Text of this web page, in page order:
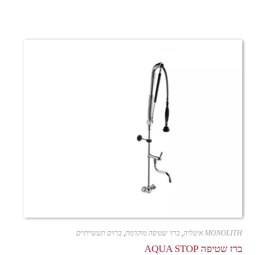
MONOLITH איטליה ברזי שטיפה מוקדמת ברזים תעשייתיים
ברז שטיפה AQUA STOP